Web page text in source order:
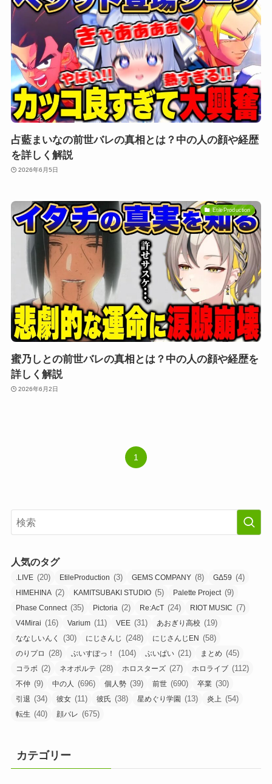
占藍まいなの前世バレの真相とは？中の人の顔や経歴
を詳しく解説
2026年6月5日
EtileProduction
蜜乃しとの前世バレの真相とは？中の人の顔や経歴を
詳しく解説
2026年6月2日
1
人気のタグ
.LIVE (20) EtileProduction (3) GEMS COMPANY (8) GΔ59 (4)
HIMEHINA (2) KAMITSUBAKI STUDIO (5) Palette Project (9)
Phase Connect (35) Pictoria (2) Re:AcT (24) RIOT MUSIC (7)
V4Mirai (16) Varium (11) VEE (31) あおぎり高校 (19)
ななしいんく (30) にじさんじ (248) にじさんじEN (58)
のりプロ (28) ぶいすぽっ！ (104) ぶいぱい (21) まとめ (45)
コラボ (2) ネオポルテ (28) ホロスターズ (27) ホロライブ (112)
不仲 (9) 中の人 (696) 個人勢 (39) 前世 (690) 卒業 (30)
引退 (34) 彼女 (11) 彼氏 (38) 星めぐり学園 (13) 炎上 (54)
転生 (40) 顔バレ (675)
カテゴリー